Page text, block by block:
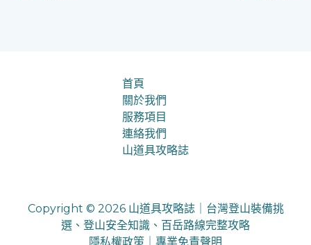
首頁
關於我們
服務項目
連絡我們
山道具攻略誌
Copyright © 2026 山道具攻略誌｜台灣登山裝備挑
選、登山安全知識、百岳路線完整攻略
隱私權政策
專業免責聲明